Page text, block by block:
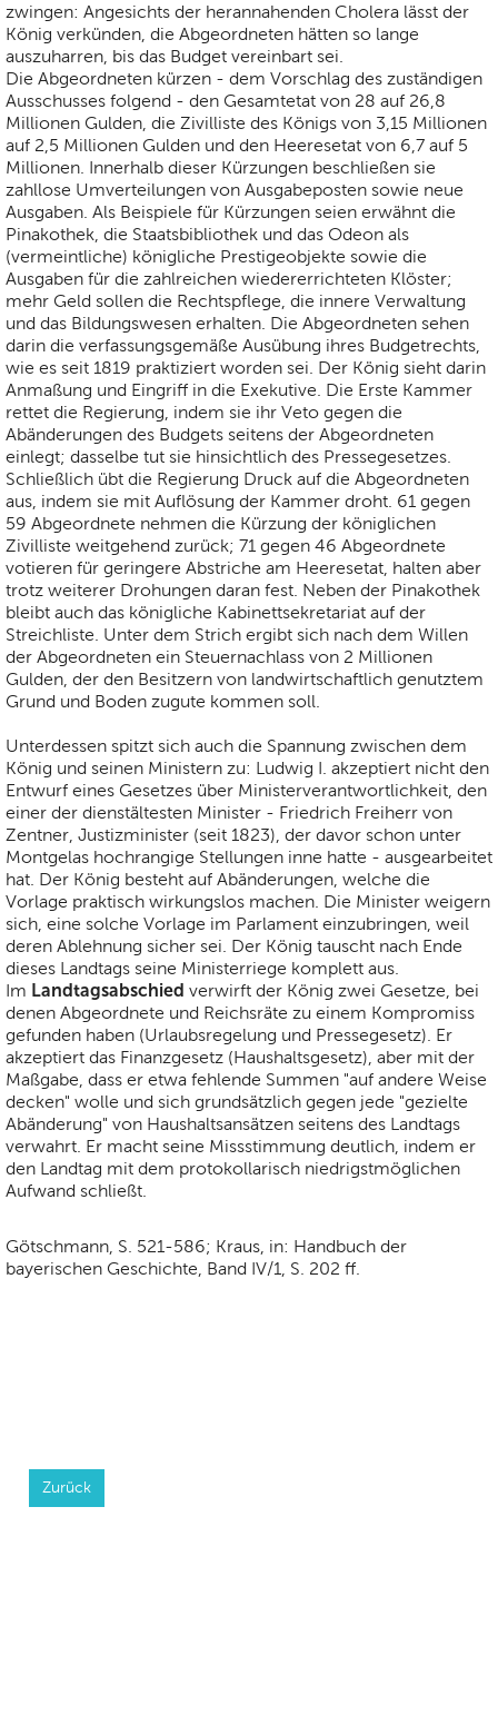
zwingen: Angesichts der herannahenden Cholera lässt der
König verkünden, die Abgeordneten hätten so lange
auszuharren, bis das Budget vereinbart sei.
Die Abgeordneten kürzen - dem Vorschlag des zuständigen
Ausschusses folgend - den Gesamtetat von 28 auf 26,8
Millionen Gulden, die Zivilliste des Königs von 3,15 Millionen
auf 2,5 Millionen Gulden und den Heeresetat von 6,7 auf 5
Millionen. Innerhalb dieser Kürzungen beschließen sie
zahllose Umverteilungen von Ausgabeposten sowie neue
Ausgaben. Als Beispiele für Kürzungen seien erwähnt die
Pinakothek, die Staatsbibliothek und das Odeon als
(vermeintliche) königliche Prestigeobjekte sowie die
Ausgaben für die zahlreichen wiedererrichteten Klöster;
mehr Geld sollen die Rechtspflege, die innere Verwaltung
und das Bildungswesen erhalten. Die Abgeordneten sehen
darin die verfassungsgemäße Ausübung ihres Budgetrechts,
wie es seit 1819 praktiziert worden sei. Der König sieht darin
Anmaßung und Eingriff in die Exekutive. Die Erste Kammer
rettet die Regierung, indem sie ihr Veto gegen die
Abänderungen des Budgets seitens der Abgeordneten
einlegt; dasselbe tut sie hinsichtlich des Pressegesetzes.
Schließlich übt die Regierung Druck auf die Abgeordneten
aus, indem sie mit Auflösung der Kammer droht. 61 gegen
59 Abgeordnete nehmen die Kürzung der königlichen
Zivilliste weitgehend zurück; 71 gegen 46 Abgeordnete
votieren für geringere Abstriche am Heeresetat, halten aber
trotz weiterer Drohungen daran fest. Neben der Pinakothek
bleibt auch das königliche Kabinettsekretariat auf der
Streichliste. Unter dem Strich ergibt sich nach dem Willen
der Abgeordneten ein Steuernachlass von 2 Millionen
Gulden, der den Besitzern von landwirtschaftlich genutztem
Grund und Boden zugute kommen soll.
Unterdessen spitzt sich auch die Spannung zwischen dem
König und seinen Ministern zu: Ludwig I. akzeptiert nicht den
Entwurf eines Gesetzes über Ministerverantwortlichkeit, den
einer der dienstältesten Minister - Friedrich Freiherr von
Zentner, Justizminister (seit 1823), der davor schon unter
Montgelas hochrangige Stellungen inne hatte - ausgearbeitet
hat. Der König besteht auf Abänderungen, welche die
Vorlage praktisch wirkungslos machen. Die Minister weigern
sich, eine solche Vorlage im Parlament einzubringen, weil
deren Ablehnung sicher sei. Der König tauscht nach Ende
dieses Landtags seine Ministerriege komplett aus.
Im Landtagsabschied verwirft der König zwei Gesetze, bei
denen Abgeordnete und Reichsräte zu einem Kompromiss
gefunden haben (Urlaubsregelung und Pressegesetz). Er
akzeptiert das Finanzgesetz (Haushaltsgesetz), aber mit der
Maßgabe, dass er etwa fehlende Summen "auf andere Weise
decken" wolle und sich grundsätzlich gegen jede "gezielte
Abänderung" von Haushaltsansätzen seitens des Landtags
verwahrt. Er macht seine Missstimmung deutlich, indem er
den Landtag mit dem protokollarisch niedrigstmöglichen
Aufwand schließt.
Götschmann, S. 521-586; Kraus, in: Handbuch der
bayerischen Geschichte, Band IV/1, S. 202 ff.
Zurück